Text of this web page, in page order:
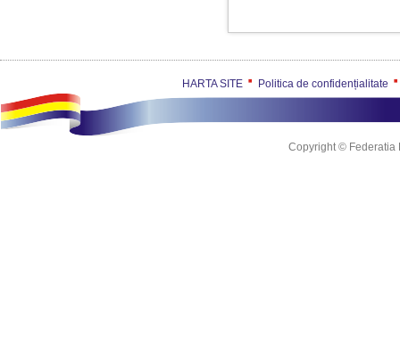
HARTA SITE Politica de confidențialitate
Copyright © Federatia